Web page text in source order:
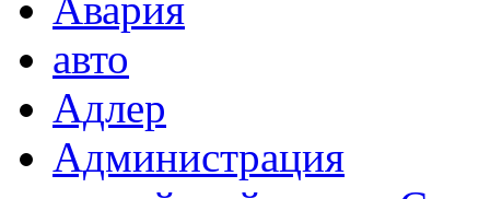
Авария
авто
Адлер
Администрация